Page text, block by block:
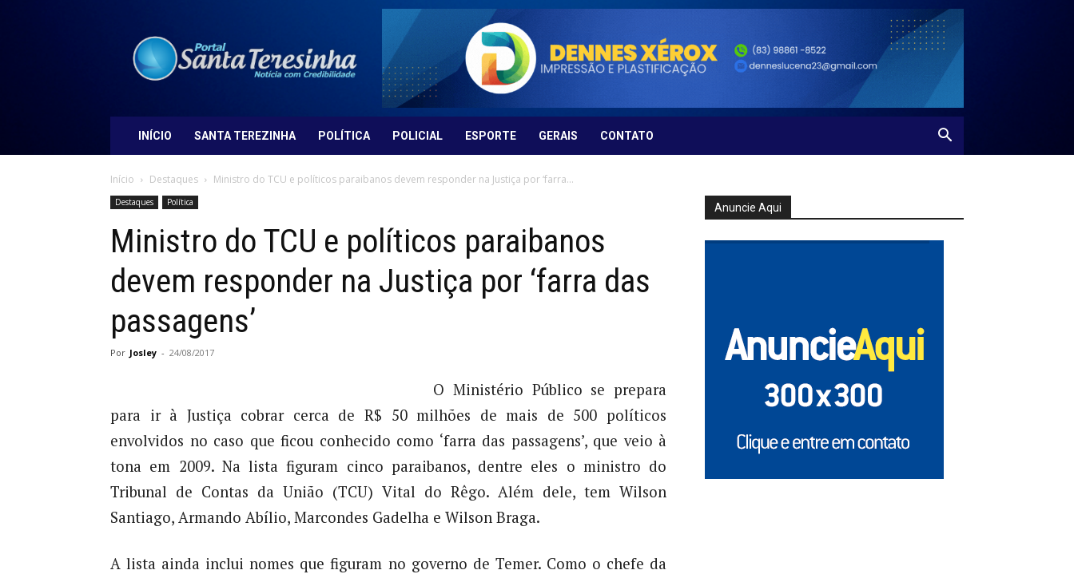
Santa
Teresinha
INÍCIO SANTA TEREZINHA POLÍTICA POLICIAL ESPORTE GERAIS CONTATO
Início Destaques Ministro do TCU e políticos paraibanos devem responder na Justiça por ‘farra...
Destaques Política
Ministro do TCU e políticos paraibanos
devem responder na Justiça por ‘farra das
passagens’
Por Josley - 24/08/2017
O Ministério Público se prepara
para ir à Justiça cobrar cerca de R$ 50 milhões de mais de 500 políticos
envolvidos no caso que ficou conhecido como ‘farra das passagens’, que veio à
tona em 2009. Na lista figuram cinco paraibanos, dentre eles o ministro do
Tribunal de Contas da União (TCU) Vital do Rêgo. Além dele, tem Wilson
Santiago, Armando Abílio, Marcondes Gadelha e Wilson Braga.
A lista ainda inclui nomes que figuram no governo de Temer. Como o chefe da
Anuncie Aqui